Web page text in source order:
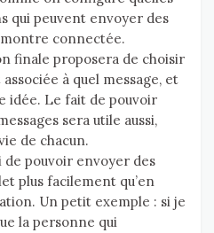
qui peuvent envoyer des
connectée.
finale proposera de choisir
à quel message, et
idée. Le fait de pouvoir
sera utile aussi,
de chacun.
de pouvoir envoyer des
plus facilement qu’en
Un petit exemple : si je
la personne qui